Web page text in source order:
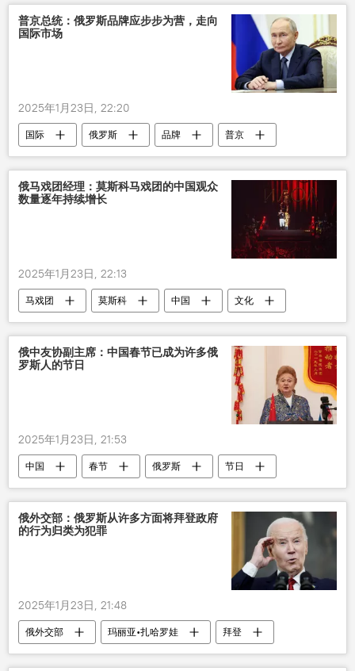
普京总统：俄罗斯品牌应步步为营，走向
国际市场
2025年1月23日, 22:20
国际 俄罗斯 品牌 普京
俄马戏团经理：莫斯科马戏团的中国观众
数量逐年持续增长
2025年1月23日, 22:13
马戏团 莫斯科 中国 文化
俄中友协副主席：中国春节已成为许多俄
罗斯人的节日
2025年1月23日, 21:53
中国 春节 俄罗斯 节日
俄外交部：俄罗斯从许多方面将拜登政府
的行为归类为犯罪
2025年1月23日, 21:48
俄外交部 玛丽亚•扎哈罗娃
拜登
政府
犯罪